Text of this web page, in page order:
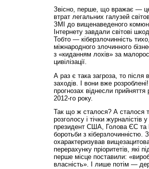
Звісно, перше, що вражає — це
втрат легальних галузей
ЗМІ до вищенаведеного
Інтернету завдали світові
Тобто — кіберзлочинність
міжнародного злочинного
з «киданням лохів» за
цивілізації.
А раз є така загроза, то після
заходів. І вони вже
прогнозах віднесли
2012-го року.
Так що ж сталося? А сталося
розголосу і тічки
президент США, Голова ЄС
боротьби з
охарактеризував
перерахунку пріоритетів, які
перше місце поставили:
власність». І лише потім —